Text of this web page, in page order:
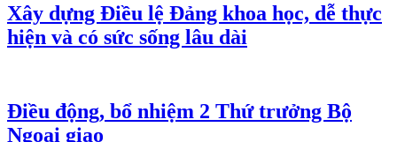
Xây dựng Điều lệ Đảng khoa học, dễ thực
hiện và có sức sống lâu dài
Điều động, bổ nhiệm 2 Thứ trưởng Bộ
Ngoại giao